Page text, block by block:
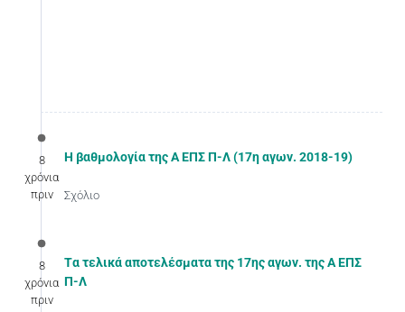
8
χρόνια
πριν
Η βαθμολογία της Α ΕΠΣ Π-Λ (17η αγων. 2018-19)
Σχόλιο
8
χρόνια
πριν
Tα τελικά αποτελέσματα της 17ης αγων. της Α ΕΠΣ
Π-Λ